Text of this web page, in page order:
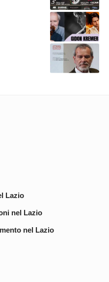
Lazio
nel Lazio
nel Lazio